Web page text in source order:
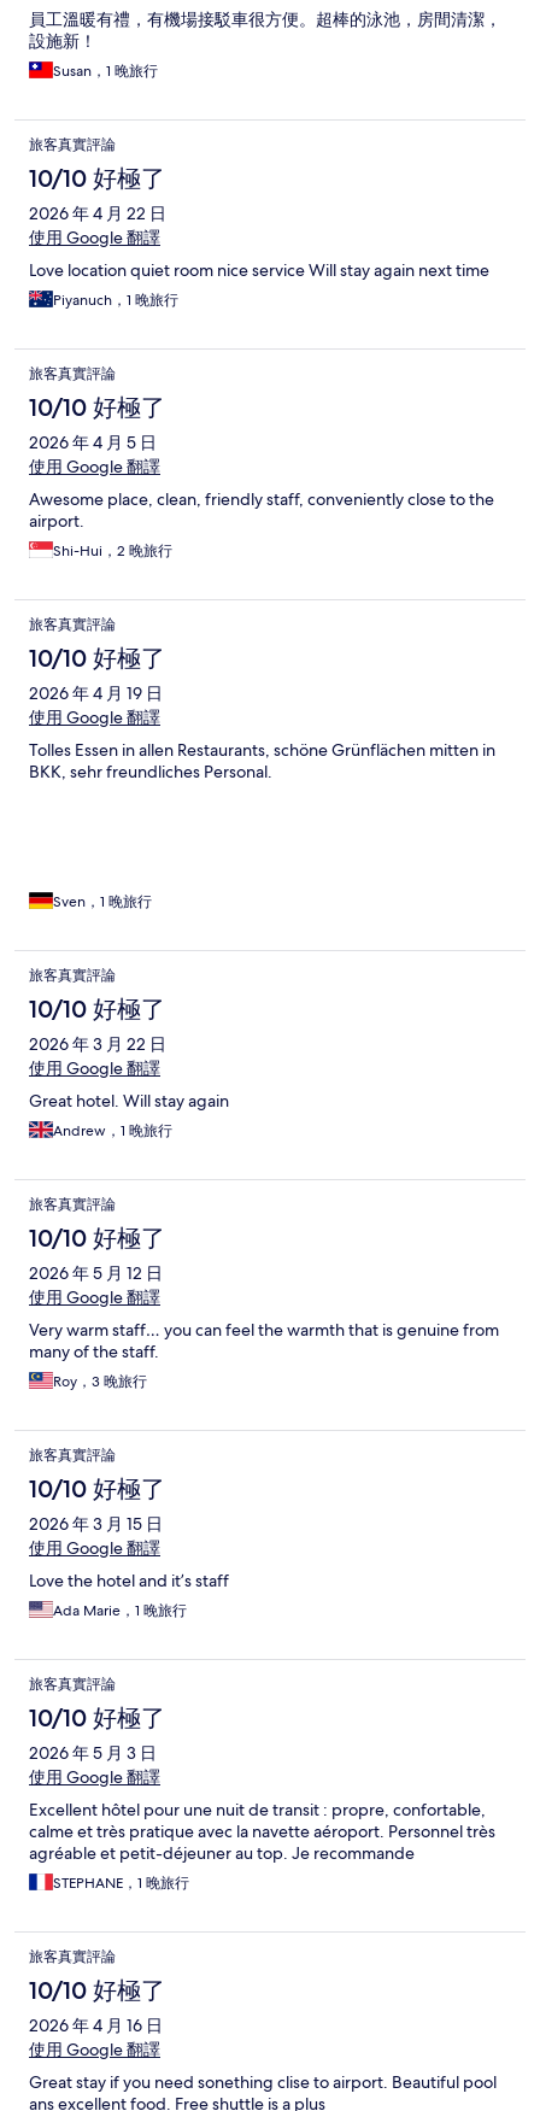
員工溫暖有禮，有機場接駁車很方便。超棒的泳池，房間清潔，
設施新！
Susan，1 晚旅行
旅客真實評論
10/10 好極了
2026 年 4 月 22 日
使用 Google 翻譯
Love location quiet room nice service Will stay again next time
Piyanuch，1 晚旅行
旅客真實評論
10/10 好極了
2026 年 4 月 5 日
使用 Google 翻譯
Awesome place, clean, friendly staff, conveniently close to the
airport.
Shi-Hui，2 晚旅行
旅客真實評論
10/10 好極了
2026 年 4 月 19 日
使用 Google 翻譯
Tolles Essen in allen Restaurants, schöne Grünflächen mitten in
BKK, sehr freundliches Personal.
Sven，1 晚旅行
旅客真實評論
10/10 好極了
2026 年 3 月 22 日
使用 Google 翻譯
Great hotel. Will stay again
Andrew，1 晚旅行
旅客真實評論
10/10 好極了
2026 年 5 月 12 日
使用 Google 翻譯
Very warm staff… you can feel the warmth that is genuine from
many of the staff.
Roy，3 晚旅行
旅客真實評論
10/10 好極了
2026 年 3 月 15 日
使用 Google 翻譯
Love the hotel and it’s staff
Ada Marie，1 晚旅行
旅客真實評論
10/10 好極了
2026 年 5 月 3 日
使用 Google 翻譯
Excellent hôtel pour une nuit de transit : propre, confortable,
calme et très pratique avec la navette aéroport. Personnel très
agréable et petit-déjeuner au top. Je recommande
STEPHANE，1 晚旅行
旅客真實評論
10/10 好極了
2026 年 4 月 16 日
使用 Google 翻譯
Great stay if you need sonething clise to airport. Beautiful pool
ans excellent food. Free shuttle is a plus